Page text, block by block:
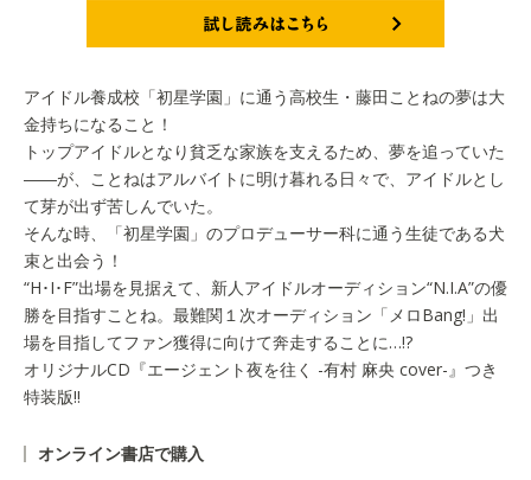
アイドル養成校「初星学園」に通う高校生・藤田ことねの夢は大
金持ちになること！
トップアイドルとなり貧乏な家族を支えるため、夢を追っていた
――が、ことねはアルバイトに明け暮れる日々で、アイドルとし
て芽が出ず苦しんでいた。
そんな時、「初星学園」のプロデューサー科に通う生徒である犬
束と出会う！
“H･I･F”出場を見据えて、新人アイドルオーディション“N.I.A”の優
勝を目指すことね。最難関１次オーディション「メロBang!」出
場を目指してファン獲得に向けて奔走することに…!?
オリジナルCD『エージェント夜を往く -有村 麻央 cover-』つき
特装版!!
オンライン書店で購入